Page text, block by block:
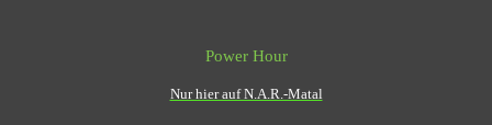
Power Hour
Nur hier auf N.A.R.-Matal